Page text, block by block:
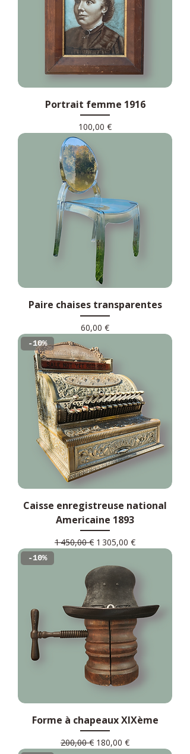
Portrait femme 1916
Prix
100,00 €
Paire chaises transparentes
Prix
60,00 €
-10%
Caisse enregistreuse national
Americaine 1893
Prix original
1 450,00 € Prix promotionnel
1 305,00 €
-10%
Forme à chapeaux XIXème
Prix original
200,00 € Prix promotionnel
180,00 €